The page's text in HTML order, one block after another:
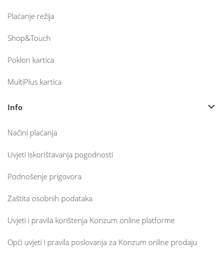
Plaćanje režija
Shop&Touch
Poklon kartica
MultiPlus kartica
Info
Načini plaćanja
Uvjeti iskorištavanja pogodnosti
Podnošenje prigovora
Zaštita osobnih podataka
Uvjeti i pravila korištenja Konzum online platforme
Opći uvjeti i pravila poslovanja za Konzum online prodaju